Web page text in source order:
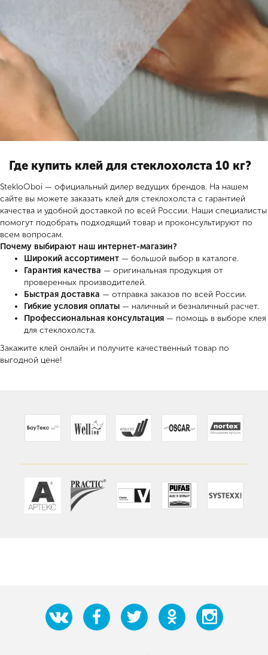
Где купить клей для стеклохолста 10 кг?
StekloOboi — официальный дилер ведущих брендов. На нашем
сайте вы можете заказать клей для стеклохолста с гарантией
качества и удобной доставкой по всей России. Наши специалисты
помогут подобрать подходящий товар и проконсультируют по
всем вопросам.
Почему выбирают наш интернет-магазин?
Широкий ассортимент — большой выбор в каталоге.
Гарантия качества — оригинальная продукция от
проверенных производителей.
Быстрая доставка — отправка заказов по всей России.
Гибкие условия оплаты — наличный и безналичный расчет.
Профессиональная консультация — помощь в выборе клея
для стеклохолста.
Закажите клей онлайн и получите качественный товар по
выгодной цене!